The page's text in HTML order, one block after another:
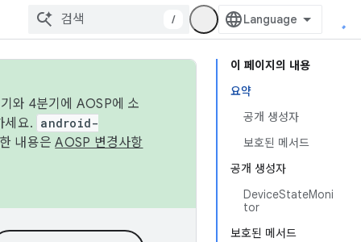
/
이 페이지의 내용
요약
공개 생성자
보호된 메서드
공개 생성자
DeviceStateMoni
tor
보호된 메서드
와 4분기에 AOSP에 소
세요. android-
내용은AOSP 변경사항